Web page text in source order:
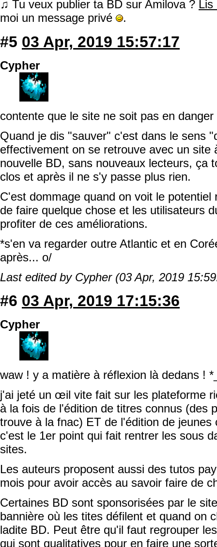
♫ Tu veux publier ta BD sur Amilova ? Lis
moi un message privé
.
#5 03 Apr, 2019 15:57:17
Cypher
contente que le site ne soit pas en
Quand je dis "sauver" c'est dans le sens
effectivement on se retrouve avec un site
nouvelle BD, sans nouveaux lecteurs, ça
clos et après il ne s'y passe plus rien.
C'est dommage quand on voit le
de faire quelque chose et les utilisateurs
profiter de ces améliorations.
*s'en va regarder outre Atlantic et en
après... o/
Last edited by Cypher (03 Apr, 2019
#6 03 Apr, 2019 17:15:36
Cypher
waw ! y a matière à réflexion là dedans !
j'ai jeté un œil vite fait sur les plateforme
à la fois de l'édition de titres connus (des
trouve à la fnac) ET de l'édition de
c'est le 1er point qui fait rentrer les sous
sites.
Les auteurs proposent aussi des tutos
mois pour avoir accès au savoir faire de
Certaines BD sont sponsorisées par le
bannière où les tites défilent et quand on
ladite BD. Peut être qu'il faut regrouper
qui sont qualitatives pour en faire une